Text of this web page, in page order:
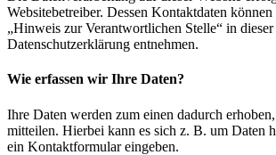
Websitebetreiber. Dessen Kontaktdaten
„Hinweis zur Verantwortlichen Stelle“ in dieser
Datenschutzerklärung entnehmen.
Wie erfassen wir Ihre Daten?
Ihre Daten werden zum einen dadurch
mitteilen. Hierbei kann es sich z. B. um Daten
ein Kontaktformular eingeben.